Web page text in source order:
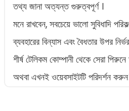
তথ্য জানা অত্যন্ত গুরুত্বপূর্ণ ।
মনে রাখবেন, সবচেয়ে ভালো সুবিধাদি
ব্যবহারের বিন্যাস এবং বৈধতার উপর
শীর্ষ টেলিকম কোম্পানী থেকে সেরা
অথবা এখনই ওয়েবসাইটটি পরিদর্শন